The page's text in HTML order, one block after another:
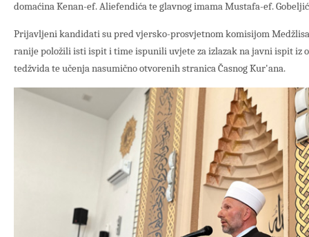
domaćina Kenan-ef. Aliefendića te glavnog imama Mustafa-ef.
Prijavljeni kandidati su pred vjersko-prosvjetnom komisijom
ranije položili isti ispit i time ispunili uvjete za izlazak na javni ispit iz
tedžvida te učenja nasumično otvorenih stranica Časnog Kur'ana.